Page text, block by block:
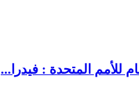
للأمم المتحدة : فيدرا...